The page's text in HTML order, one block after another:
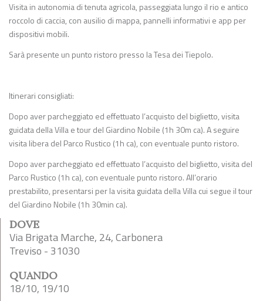
Visita in autonomia di tenuta agricola, passeggiata lungo il rio e antico
roccolo di caccia, con ausilio di mappa, pannelli informativi e app per
dispositivi mobili.
Sarà presente un punto ristoro presso la Tesa dei Tiepolo.
Itinerari consigliati:
Dopo aver parcheggiato ed effettuato l’acquisto del biglietto, visita
guidata della Villa e tour del Giardino Nobile (1h 30m ca). A seguire
visita libera del Parco Rustico (1h ca), con eventuale punto ristoro.
Dopo aver parcheggiato ed effettuato l’acquisto del biglietto, visita del
Parco Rustico (1h ca), con eventuale punto ristoro. All’orario
prestabilito, presentarsi per la visita guidata della Villa cui segue il tour
del Giardino Nobile (1h 30min ca).
DOVE
Via Brigata Marche, 24, Carbonera
Treviso - 31030
QUANDO
18/10, 19/10